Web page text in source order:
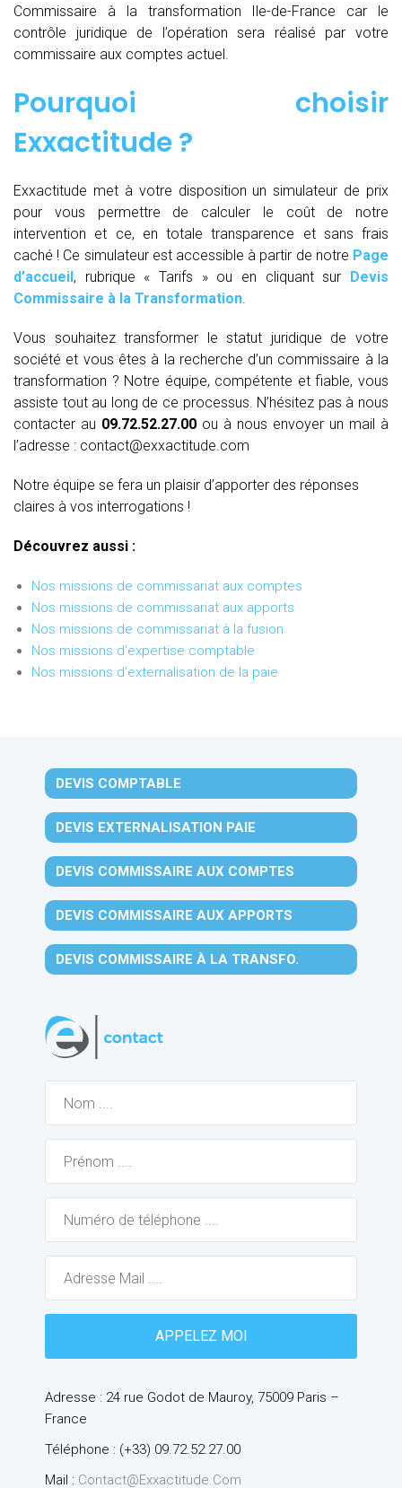
Commissaire à la transformation Ile-de-France car le
contrôle juridique de l’opération sera réalisé par votre
commissaire aux comptes actuel.
Pourquoi choisir
Exxactitude ?
Exxactitude met à votre disposition un simulateur de prix
pour vous permettre de calculer le coût de notre
intervention et ce, en totale transparence et sans frais
caché ! Ce simulateur est accessible à partir de notre Page
d’accueil, rubrique « Tarifs » ou en cliquant sur Devis
Commissaire à la Transformation.
Vous souhaitez transformer le statut juridique de votre
société et vous êtes à la recherche d’un commissaire à la
transformation ? Notre équipe, compétente et fiable, vous
assiste tout au long de ce processus. N’hésitez pas à nous
contacter au 09.72.52.27.00 ou à nous envoyer un mail à
l’adresse : contact@exxactitude.com
Notre équipe se fera un plaisir d’apporter des réponses
claires à vos interrogations !
Découvrez aussi :
Nos missions de commissariat aux comptes
Nos missions de commissariat aux apports
Nos missions de commissariat à la fusion
Nos missions d'expertise comptable
Nos missions d'externalisation de la paie
DEVIS COMPTABLE
DEVIS EXTERNALISATION PAIE
DEVIS COMMISSAIRE AUX COMPTES
DEVIS COMMISSAIRE AUX APPORTS
DEVIS COMMISSAIRE À LA TRANSFO.
Adresse : 24 rue Godot de Mauroy, 75009 Paris –
France
Téléphone : (+33) 09.72.52.27.00
Mail : Contact@exxactitude.com